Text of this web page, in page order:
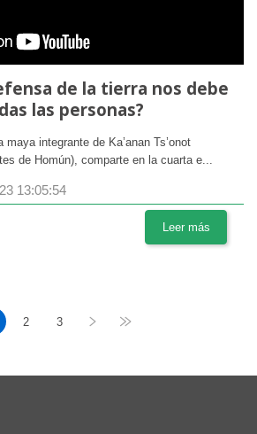
de la tierra nos debe
las personas?
integrante de Ka’anan Ts’onot
de Homún), comparte en la cuarta e...
13:05:54
Leer más
2 3